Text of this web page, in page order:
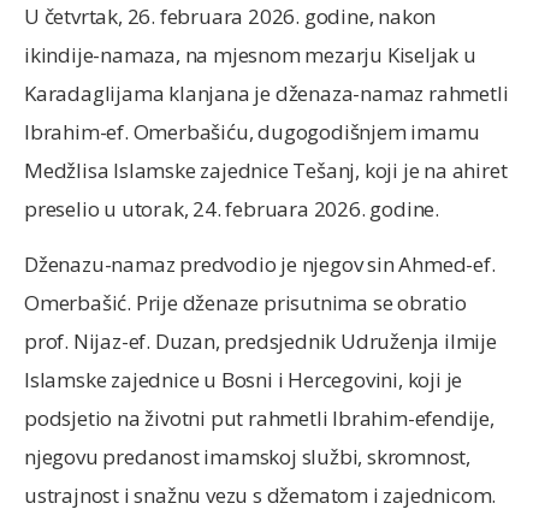
U četvrtak, 26. februara 2026. godine, nakon
ikindije-namaza, na mjesnom mezarju Kiseljak u
Karadaglijama klanjana je dženaza-namaz rahmetli
Ibrahim-ef. Omerbašiću, dugogodišnjem imamu
Medžlisa Islamske zajednice Tešanj, koji je na ahiret
preselio u utorak, 24. februara 2026. godine.
Dženazu-namaz predvodio je njegov sin Ahmed-ef.
Omerbašić. Prije dženaze prisutnima se obratio
prof. Nijaz-ef. Duzan, predsjednik Udruženja ilmije
Islamske zajednice u Bosni i Hercegovini, koji je
podsjetio na životni put rahmetli Ibrahim-efendije,
njegovu predanost imamskoj službi, skromnost,
ustrajnost i snažnu vezu s džematom i zajednicom.